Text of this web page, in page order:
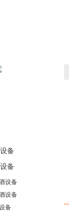
备
备
设备
设备
备